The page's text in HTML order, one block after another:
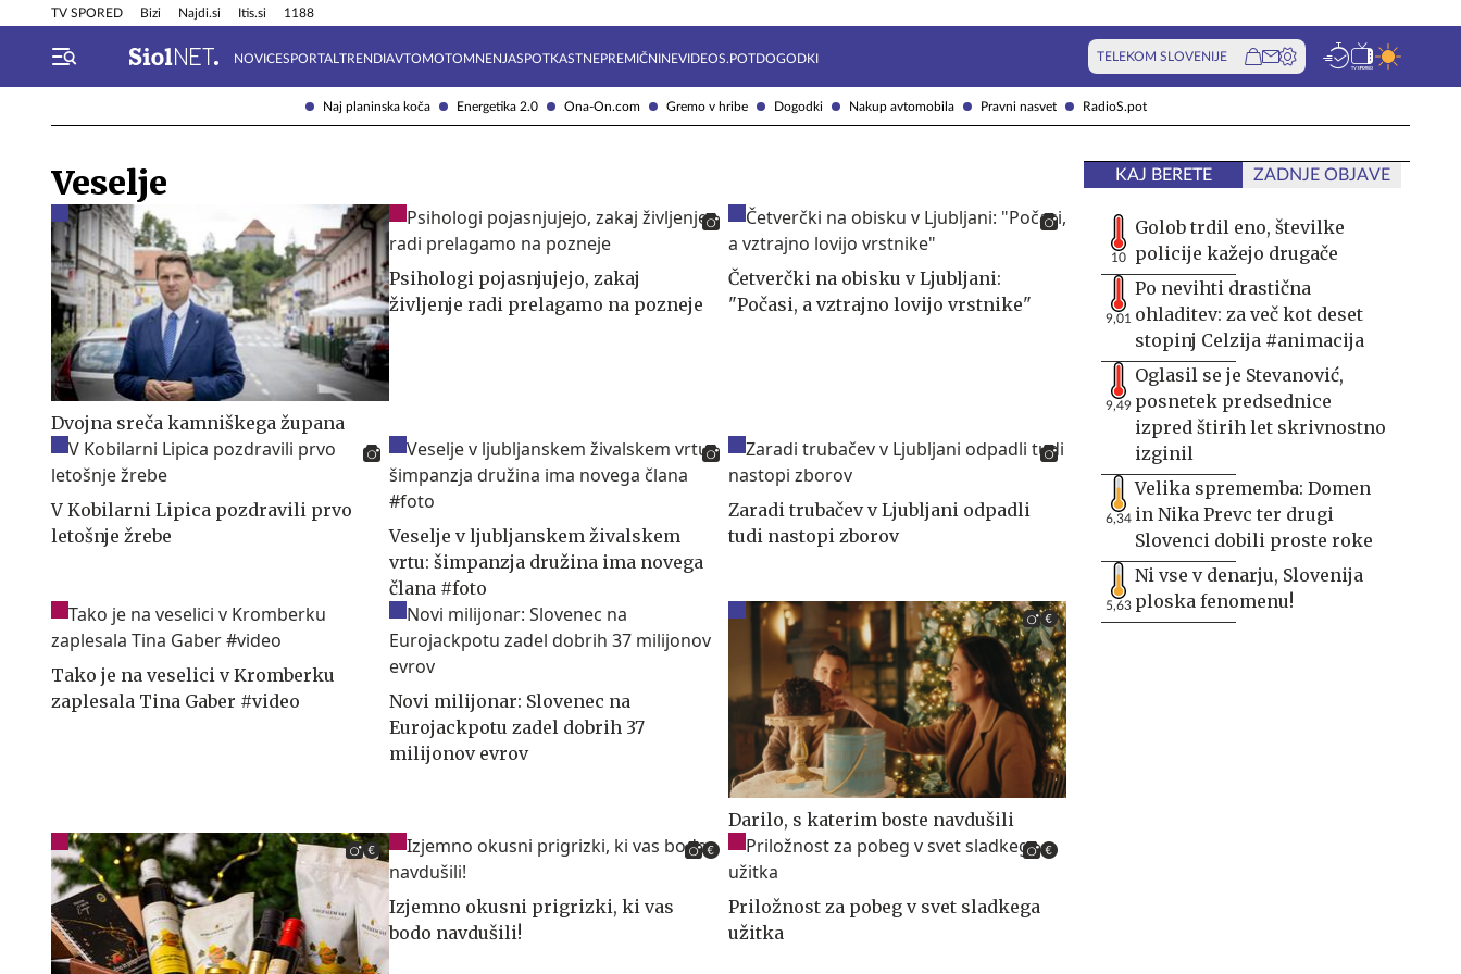
Naj planinska koča Energetika 2.0 Ona-On.com Gremo v hribe Dogodki Nakup avtomobila Pravni nasvet RadioS.pot
TV SPORED Bizi Najdi.si Itis.si 1188
NOVICESPORTAL TRENDIAVTOMOTOMNENJASPOTKASTNEPREMIČNINEVIDEOS.POTDOGODKI TELEKOM SLOVENIJE
Info in obvestila Tehnik
Veselje
Dvojna sreča kamniškega župana
Psihologi pojasnjujejo, zakaj
življenje radi prelagamo na pozneje
Četverčki na obisku v Ljubljani:
"Počasi, a vztrajno lovijo vrstnike"
V Kobilarni Lipica pozdravili prvo
letošnje žrebe
Veselje v ljubljanskem živalskem
vrtu: šimpanzja družina ima novega
člana #foto
Zaradi trubačev v Ljubljani odpadli
tudi nastopi zborov
Tako je na veselici v Kromberku
zaplesala Tina Gaber #video
Novi milijonar: Slovenec na
Eurojackpotu zadel dobrih 37
milijonov evrov
Darilo, s katerim boste navdušili
Izjemno okusni prigrizki, ki vas
bodo navdušili!
Priložnost za pobeg v svet sladkega
užitka
KAJ BERETE ZADNJE OBJAVE
10
Golob trdil eno, številke
policije kažejo drugače
9,01
Po nevihti drastična
ohladitev: za več kot deset
stopinj Celzija #animacija
9,49
Oglasil se je Stevanović,
posnetek predsednice
izpred štirih let skrivnostno
izginil
6,34
Velika sprememba: Domen
in Nika Prevc ter drugi
Slovenci dobili proste roke
5,63
Ni vse v denarju, Slovenija
ploska fenomenu!